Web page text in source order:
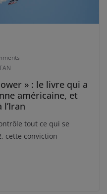
» : le livre qui a
américaine, et
tout ce qui se
cette conviction